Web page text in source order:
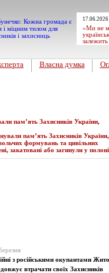
«Ми не
Власна думка
пам’ять Захисників України,
з російськими окупантами
втрачати своїх Захисників